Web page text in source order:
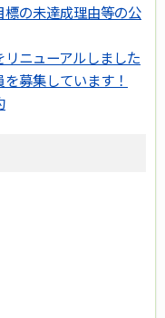
の未達成理由等の公
ニューアルしました
募集しています！